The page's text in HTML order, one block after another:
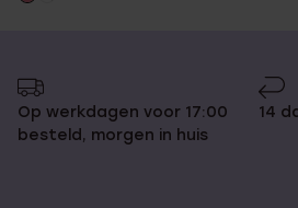
Op werkdagen voor 17:00
besteld, morgen in huis
14